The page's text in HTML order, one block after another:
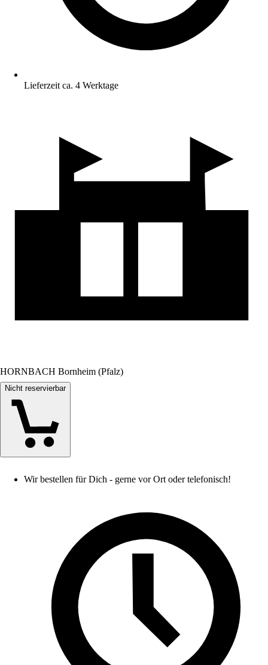
Lieferzeit ca. 4 Werktage
HORNBACH Bornheim (Pfalz)
Nicht reservierbar
Wir bestellen für Dich - gerne vor Ort oder telefonisch!